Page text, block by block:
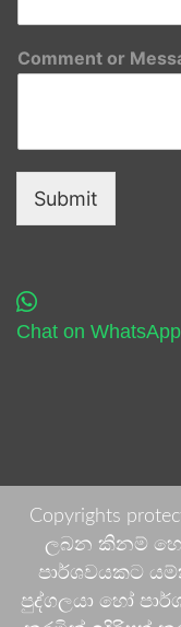
Comment or
Submit
Chat on
Copyrights
ලබන කිනම්
පාර්ශවයකට
පුද්ගලයා හෝ